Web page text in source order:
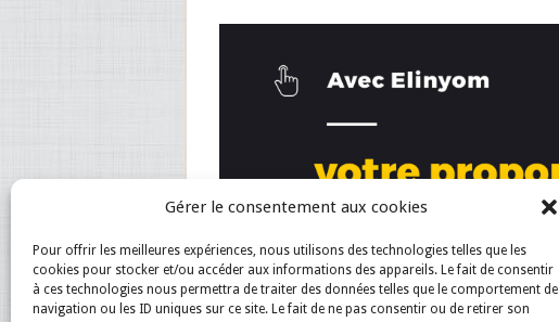
Gérer le consentement aux cookies
Pour offrir les meilleures expériences, nous utilisons des technologies telles que les
cookies pour stocker et/ou accéder aux informations des appareils. Le fait de consentir
à ces technologies nous permettra de traiter des données telles que le comportement de
navigation ou les ID uniques sur ce site. Le fait de ne pas consentir ou de retirer son